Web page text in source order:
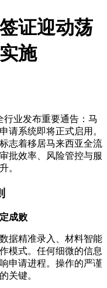
证迎动荡
施
行业发布重要通告：马
请系统即将正式启用。
志着移居马来西亚全流
批效率、风险管控与服
。
成败
据精准录入、材料智能
模式。任何细微的信息
申请进程。操作的严谨
关键。